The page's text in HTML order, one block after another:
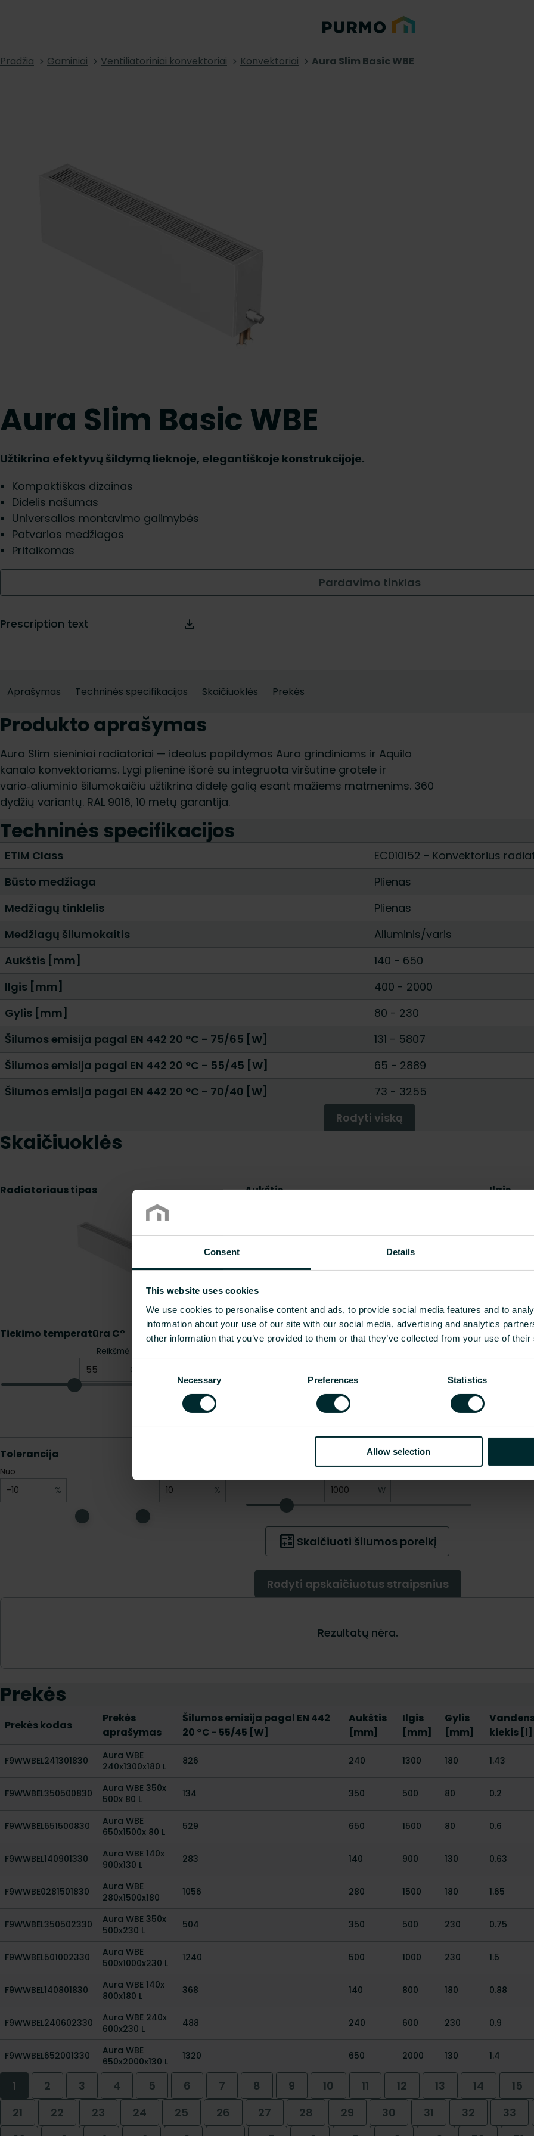
Consent Details
This website uses cookies
We use cookies to personalise content and ads, to provide social media features and to
information about your use of our site with our social media, advertising and analytics
other information that you’ve provided to them or that they’ve collected from your use of
Consent
Necessary Preferences Statistics
Allow selection
Pradžia Gaminiai Ventiliatoriniai konvektoriai Konvektoriai Aura Slim Basic WBE
Aura Slim Basic WBE
Užtikrina efektyvų šildymą lieknoje, elegantiškoje konstrukcijoje.
Kompaktiškas dizainas
Didelis našumas
Universalios montavimo galimybės
Patvarios medžiagos
Pritaikomas
Pardavimo tinklas
Prescription text
Aprašymas Techninės specifikacijos Skaičiuoklės Prekės
Produkto aprašymas
Aura Slim sieniniai radiatoriai — idealus papildymas Aura grindiniams ir Aquilo
kanalo konvektoriams. Lygi plieninė išorė su integruota viršutine grotele ir
vario‑aliuminio šilumokaičiu užtikrina didelę galią esant mažiems matmenims. 360
dydžių variantų. RAL 9016, 10 metų garantija.
Techninės specifikacijos
ETIM Class
EC010152 - Konvektorius
Būsto medžiaga
Plienas
Medžiagų tinklelis
Plienas
Medžiagų šilumokaitis
Aliuminis/varis
Aukštis [mm]
140 - 650
Ilgis [mm]
400 - 2000
Gylis [mm]
80 - 230
Šilumos emisija pagal EN 442 20 °C - 75/65 [W]
131 - 5807
Šilumos emisija pagal EN 442 20 °C - 55/45 [W]
65 - 2889
Šilumos emisija pagal EN 442 20 °C - 70/40 [W]
73 - 3255
Rodyti viską
Skaičiuoklės
Prekės
Prekės kodas
Prekės
aprašymas
Šilumos emisija pagal EN 442
20 °C - 55/45 [W]
Aukštis
[mm]
Ilgis
[mm]
Gylis
[mm]
kiekis [l]
F9WWBEL241301830
Aura WBE
240x1300x180 L
826 240 1300 180 1.43
F9WWBEL350500830
Aura WBE 350x
500x 80 L
134 350 500 80 0.2
F9WWBEL651500830
Aura WBE
650x1500x 80 L
529 650 1500 80 0.6
F9WWBEL140901330
Aura WBE 140x
900x130 L
283 140 900 130 0.63
F9WWBE0281501830
Aura WBE
280x1500x180
1056 280 1500 180 1.65
F9WWBEL350502330
Aura WBE 350x
500x230 L
504 350 500 230 0.75
F9WWBEL501002330
Aura WBE
500x1000x230 L
1240 500 1000 230 1.5
F9WWBEL140801830
Aura WBE 140x
800x180 L
368 140 800 180 0.88
F9WWBEL240602330
Aura WBE 240x
600x230 L
488 240 600 230 0.9
F9WWBEL652001330
Aura WBE
650x2000x130 L
1320 650 2000 130 1.4
1 2 3 4 5 6 7 8 9 10 11 12 13 14 15
21
22 23 24 25 26 27 28 29 30 31 32 33